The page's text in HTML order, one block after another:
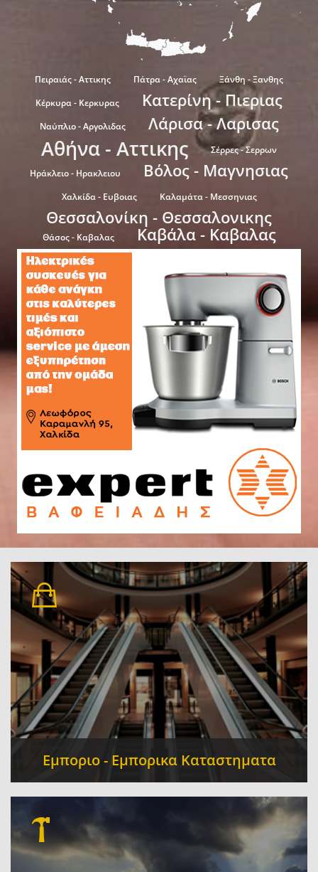
Πειραιάς - Αττικης Πάτρα - Αχαϊας
Ξάνθη - Ξανθης
Κέρκυρα - Κερκυρας
Κατερίνη - Πιεριας
Ναύπλιο - Αργολιδας Λάρισα - Λαρισας
Αθήνα - Αττικης
Σέρρες - Σερρων
Ηράκλειο - Ηρακλειου
Βόλος - Μαγνησιας
Χαλκίδα - Ευβοιας Καλαμάτα - Μεσσηνιας
Θεσσαλονίκη - Θεσσαλονικης
Θάσος - Καβαλας Καβάλα - Καβαλας
Εμποριο - Εμπορικα Καταστηματα
Κρεοπωλεία-Mini Market - Παντοπωλεία -
Σούπερ Μάρκετ